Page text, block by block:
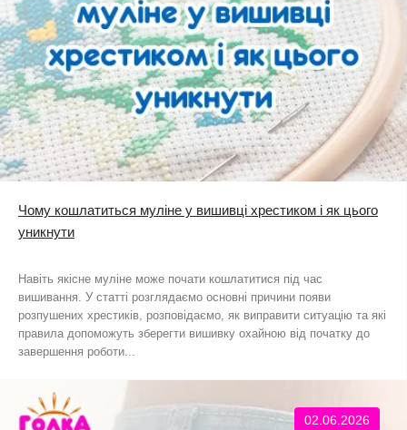
Чому кошлатиться муліне у вишивці хрестиком і як цього
уникнути
Навіть якісне муліне може почати кошлатитися під час
вишивання. У статті розглядаємо основні причини появи
розпушених хрестиків, розповідаємо, як виправити ситуацію та які
правила допоможуть зберегти вишивку охайною від початку до
завершення роботи...
02.06.2026